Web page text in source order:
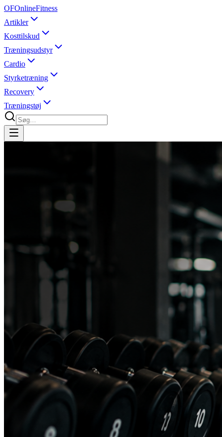
OFOnlineFitness
Artikler
Kosttilskud
Træningsudstyr
Cardio
Styrketræning
Recovery
Træningstøj